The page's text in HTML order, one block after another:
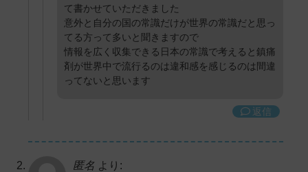
て書かせていただきました
意外と自分の国の常識だけが世界の常識だと思っ
てる方って多いと聞きますので
情報を広く収集できる日本の常識で考えると鎮痛
剤が世界中で流行るのは違和感を感じるのは間違
ってないと思います
返信
匿名 より: